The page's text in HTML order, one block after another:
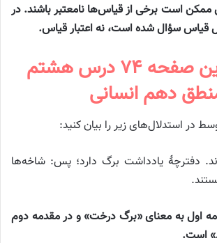
ممکن است برخی از قیاس‌ها نامعتبر باشند. در
قیاس سؤال شده است، نه اعتبار قیاس.
پاسخ تمرین صفحه ۷۴ درس هشتم
دهم انسانی
در استدلال‌های زیر را بیان کنید:
دفترچهٔ یادداشت برگ دارد؛ پس: شاخه‌ها
اول به معنای «برگ درخت» و در مقدمه دوم
است.